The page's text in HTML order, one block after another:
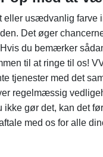
eller usædvanlig farve
Det øger
du bemærker
til at ringe til os!
tjenester med det
regelmæssig
gør det, kan det
med os for alle